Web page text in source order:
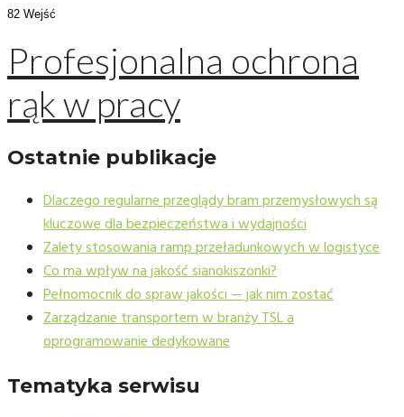
82 Wejść
Profesjonalna ochrona
rąk w pracy
Ostatnie publikacje
Dlaczego regularne przeglądy bram przemysłowych są
kluczowe dla bezpieczeństwa i wydajności
Zalety stosowania ramp przeładunkowych w logistyce
Co ma wpływ na jakość sianokiszonki?
Pełnomocnik do spraw jakości — jak nim zostać
Zarządzanie transportem w branży TSL a
oprogramowanie dedykowane
Tematyka serwisu